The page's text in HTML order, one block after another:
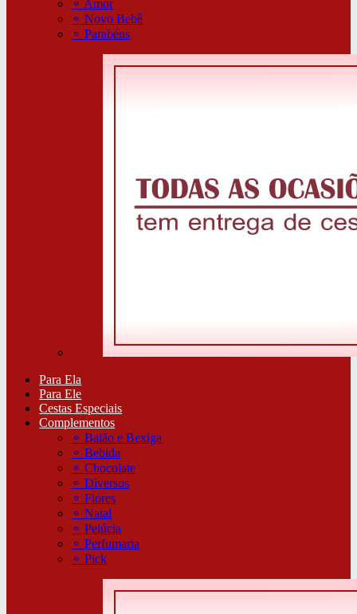
⚬ Amor
⚬Novo Bebê
⚬Parabéns
Para Ela
Para Ele
Cestas Especiais
Complementos
⚬Balão e Bexiga
⚬Bebida
⚬Chocolate
⚬Diversos
⚬Flores
⚬Natal
⚬Pelúcia
⚬Perfumaria
⚬Pick